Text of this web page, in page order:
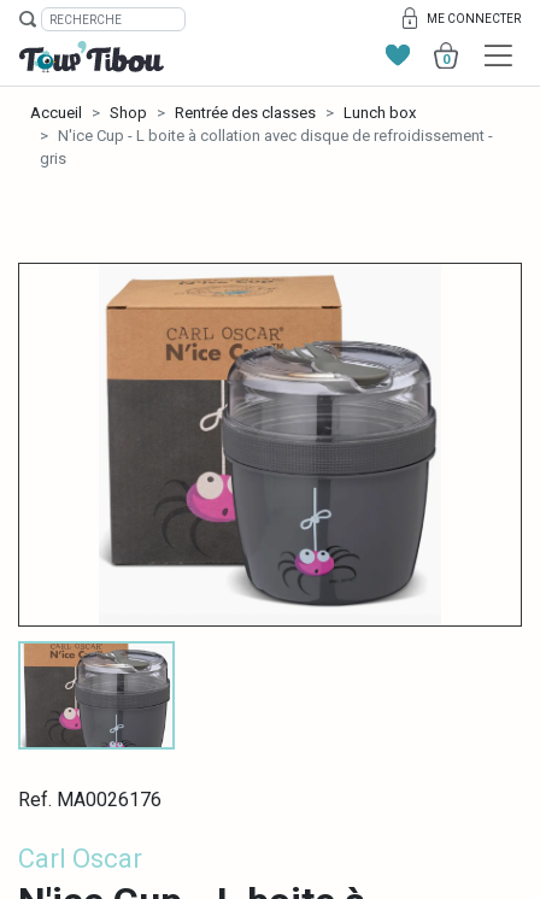
ME CONNECTER
0
Accueil Shop Rentrée des classes
Lunch box
N'ice Cup - L boite à collation avec disque de refroidissement -
gris
Ref. MA0026176
Carl Oscar